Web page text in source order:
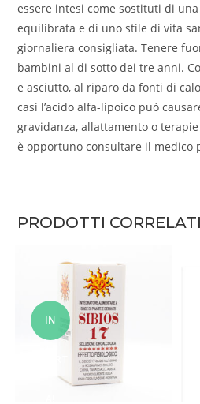
essere intesi come sostituti di
equilibrata e di uno stile di vita
giornaliera consigliata. Tenere
bambini al di sotto dei tre anni.
e asciutto, al riparo da fonti di
casi l’acido alfa-lipoico può
gravidanza, allattamento o
è opportuno consultare il medico
PRODOTTI CORRELATI
IN